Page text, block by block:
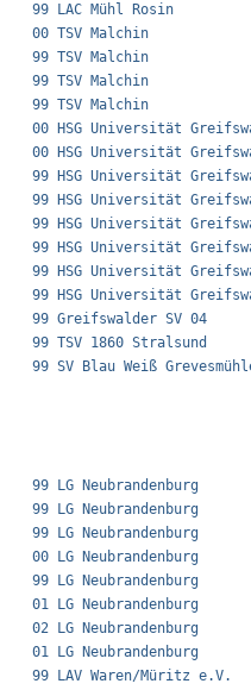
99 LAC Mühl
00 TSV
99 TSV
99 TSV
99 TSV
00 HSG Universität
00 HSG Universität
99 HSG Universität
99 HSG Universität
99 HSG Universität
99 HSG Universität
99 HSG Universität
99 HSG Universität
99 Greifswalder
99 TSV 1860
99 SV Blau Weiß
99 LG
99 LG
99 LG
00 LG
99 LG
01 LG
02 LG
01 LG
99 LAV Waren/